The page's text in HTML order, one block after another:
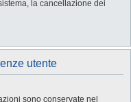
la cancellazione dei
utente
sono conservate nel